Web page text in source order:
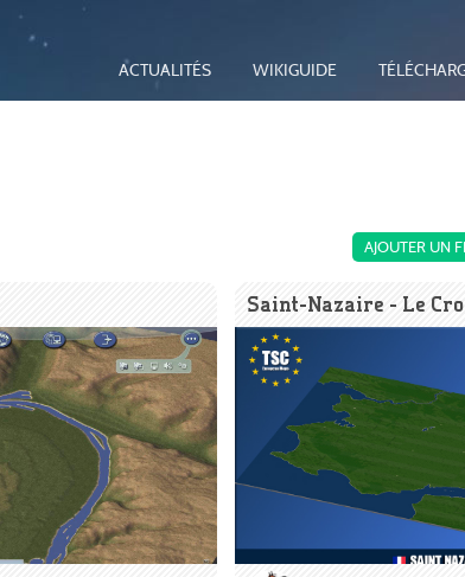
ACTUALITÉS WIKIGUIDE
AJOUTER UN
Saint-Nazaire - Le